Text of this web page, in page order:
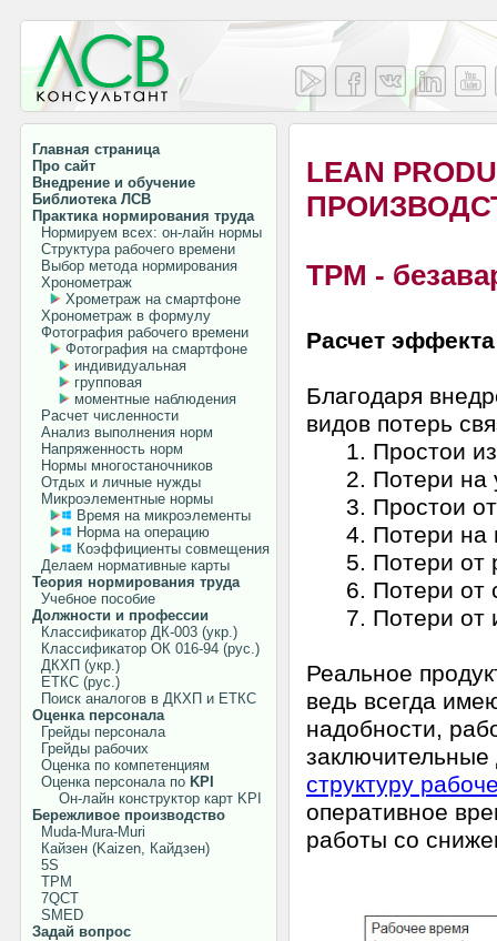
Главная страница
Про сайт
Внедрение и обучение
Библиотека ЛСВ
Практика нормирования труда
Нормируем всех: он-лайн нормы
Структура рабочего времени
Выбор метода нормирования
Хронометраж
Хрометраж на смартфоне
Хронометраж в формулу
Фотография рабочего времени
Фотография на смартфоне
индивидуальная
групповая
моментные наблюдения
Расчет численности
Анализ выполнения норм
Напряженность норм
Нормы многостаночников
Отдых и личные нужды
Микроэлементные нормы
Время на микроэлементы
Норма на операцию
Коэффициенты совмещения
Делаем нормативные карты
Теория нормирования труда
Учебное пособие
Должности и профессии
Классификатор ДК-003 (укр.)
Классификатор ОК 016-94 (рус.)
ДКХП (укр.)
ЕТКС (рус.)
Поиск аналогов в ДКХП и ЕТКС
Оценка персонала
Грейды персонала
Грейды рабочих
Оценка по компетенциям
Оценка персонала по KPI
Он-лайн конструктор карт KPI
Бережливое производство
Muda-Mura-Muri
Кайзен (Kaizen, Кайдзен)
5S
TPM
7QCT
SMED
Задай вопрос
LEAN
ТРМ -
Расчет
Благодаря
видов потерь
1. Простои из
2. Потери на
3. Простои от
4. Потери на
5. Потери от
6. Потери от
7. Потери от
Реальное
ведь всегда
надобности,
заключительные
структуру
оперативное
работы со